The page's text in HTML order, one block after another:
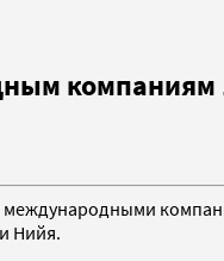
компаниям
Нийя.